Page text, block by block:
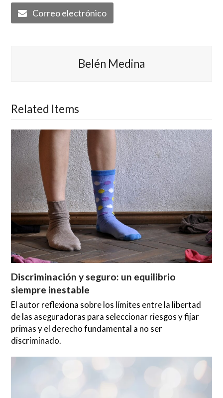
Correo electrónico
Belén Medina
Related Items
Discriminación y seguro: un equilibrio
siempre inestable
El autor reflexiona sobre los límites entre la libertad
de las aseguradoras para seleccionar riesgos y fijar
primas y el derecho fundamental a no ser
discriminado.